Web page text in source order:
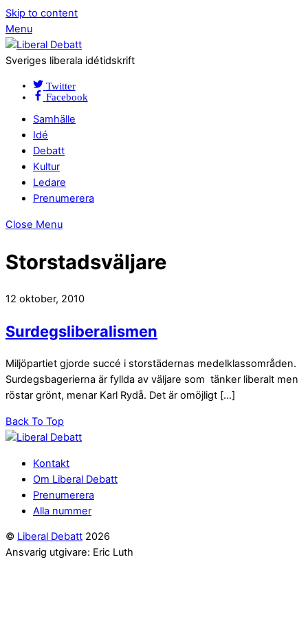
Skip to content
Menu
Sveriges liberala idétidskrift
Twitter
Facebook
Samhälle
Idé
Debatt
Kultur
Ledare
Prenumerera
Close Menu
Storstadsväljare
12 oktober, 2010
Surdegsliberalismen
Miljöpartiet gjorde succé i storstädernas medelklassområden.
Surdegsbagerierna är fyllda av väljare som tänker liberalt men
röstar grönt, menar Karl Rydå. Det är omöjligt […]
Back To Top
Kontakt
Om Liberal Debatt
Prenumerera
Alla nummer
© Liberal Debatt 2026
Ansvarig utgivare: Eric Luth